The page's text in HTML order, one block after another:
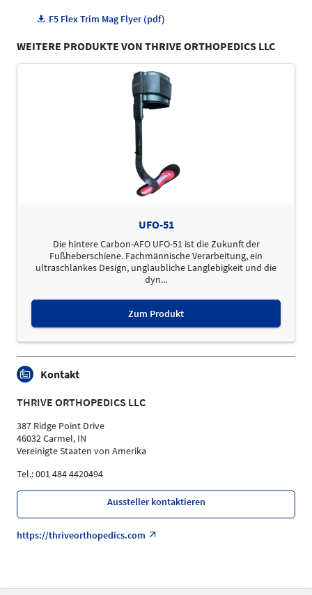
F5 Flex Trim Mag Flyer (pdf)
WEITERE PRODUKTE VON THRIVE ORTHOPEDICS LLC
UFO-51
Die hintere Carbon-AFO UFO-51 ist die Zukunft der
Fußheberschiene. Fachmännische Verarbeitung, ein
ultraschlankes Design, unglaubliche Langlebigkeit und die
dyn...
Zum Produkt
Kontakt
THRIVE ORTHOPEDICS LLC
387 Ridge Point Drive
46032 Carmel, IN
Vereinigte Staaten von Amerika
Tel.: 001 484 4420494
Aussteller kontaktieren
https://thriveorthopedics.com